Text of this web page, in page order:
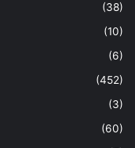
(38)
(10)
(6)
(452)
(3)
(60)